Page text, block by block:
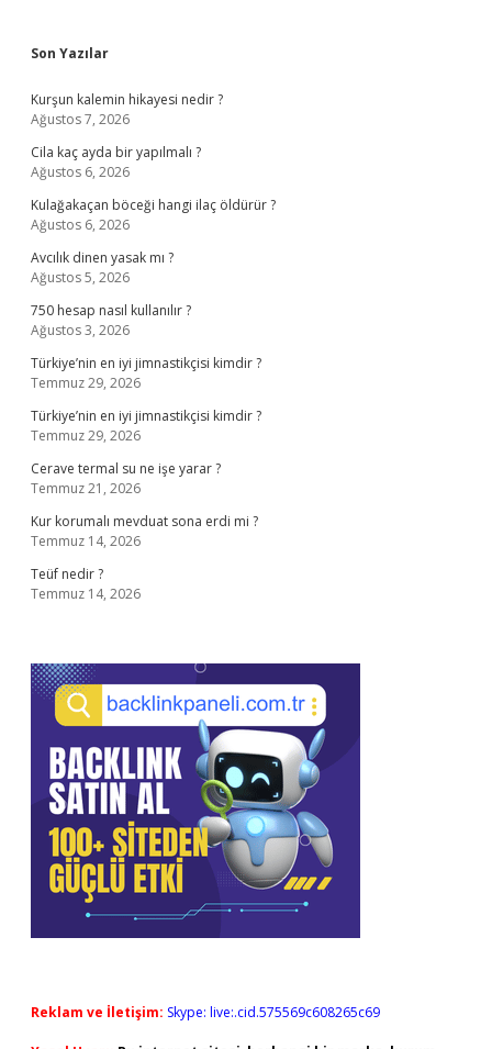
Sidebar
Son Yazılar
Kurşun kalemin hikayesi nedir ?
Ağustos 7, 2026
Cila kaç ayda bir yapılmalı ?
Ağustos 6, 2026
Kulağakaçan böceği hangi ilaç öldürür ?
Ağustos 6, 2026
Avcılık dinen yasak mı ?
Ağustos 5, 2026
750 hesap nasıl kullanılır ?
Ağustos 3, 2026
Türkiye’nin en iyi jimnastikçisi kimdir ?
Temmuz 29, 2026
Türkiye’nin en iyi jimnastikçisi kimdir ?
Temmuz 29, 2026
Cerave termal su ne işe yarar ?
Temmuz 21, 2026
Kur korumalı mevduat sona erdi mi ?
Temmuz 14, 2026
Teüf nedir ?
Temmuz 14, 2026
Reklam ve İletişim: Skype: live:.cid.575569c608265c69